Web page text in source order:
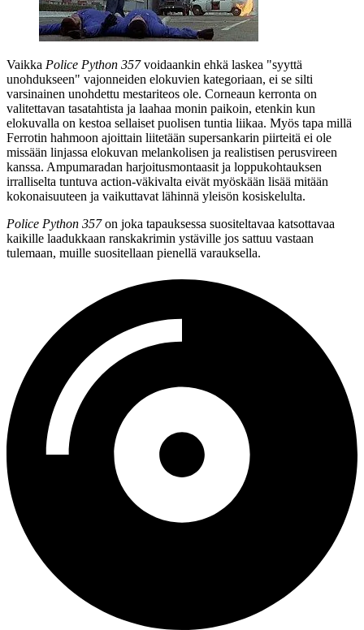
Vaikka Police Python 357voidaankin ehkä laskea "syyttä
unohdukseen" vajonneiden elokuvien kategoriaan, ei se silti
varsinainen unohdettu mestariteos ole. Corneaun kerronta on
valitettavan tasatahtista ja laahaa monin paikoin, etenkin kun
elokuvalla on kestoa sellaiset puolisen tuntia liikaa. Myös tapa millä
Ferrotin hahmoon ajoittain liitetään supersankarin piirteitä ei ole
missään linjassa elokuvan melankolisen ja realistisen perusvireen
kanssa. Ampumaradan harjoitusmontaasit ja loppukohtauksen
irralliselta tuntuva action-väkivalta eivät myöskään lisää mitään
kokonaisuuteen ja vaikuttavat lähinnä yleisön kosiskelulta.
Police Python 357on joka tapauksessa suositeltavaa katsottavaa
kaikille laadukkaan ranskakrimin ystäville jos sattuu vastaan
tulemaan, muille suositellaan pienellä varauksella.